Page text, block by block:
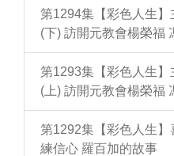
第1294集【彩色人生
(下) 訪開元教會楊榮福
第1293集【彩色人生
(上) 訪開元教會楊榮福
第1292集【彩色人生
練信心 羅百加的故事